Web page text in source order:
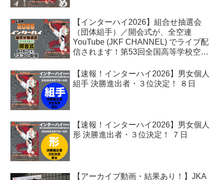
【インターハイ2026】組合せ抽選会
（団体組手）／開会式が、全空連
YouTube (JKF CHANNEL) でライブ配
信されます！第53回全国高等学校空手
【速報！インターハイ2026】男女個人
組手 決勝進出者・３位決定！ ８日
【速報！インターハイ2026】男女個人
形 決勝進出者・３位決定！ ７日
【アーカイブ動画・結果あり！】JKA